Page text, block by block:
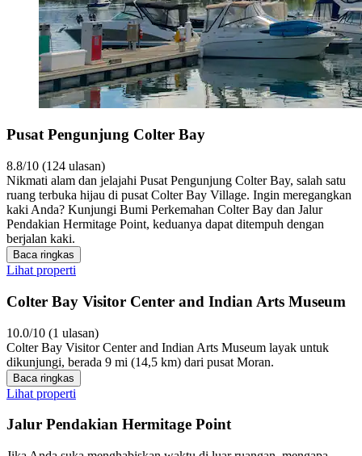
Pusat Pengunjung Colter Bay
8.8/10 (124 ulasan)
Nikmati alam dan jelajahi Pusat Pengunjung Colter Bay, salah satu
ruang terbuka hijau di pusat Colter Bay Village. Ingin meregangkan
kaki Anda? Kunjungi Bumi Perkemahan Colter Bay dan Jalur
Pendakian Hermitage Point, keduanya dapat ditempuh dengan
berjalan kaki.
Baca ringkas
Lihat properti
Colter Bay Visitor Center and Indian Arts Museum
10.0/10 (1 ulasan)
Colter Bay Visitor Center and Indian Arts Museum layak untuk
dikunjungi, berada 9 mi (14,5 km) dari pusat Moran.
Baca ringkas
Lihat properti
Jalur Pendakian Hermitage Point